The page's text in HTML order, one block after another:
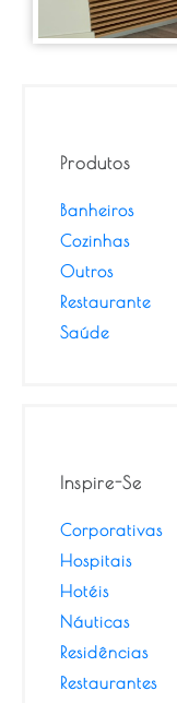
Produtos
Banheiros
Cozinhas
Outros
Restaurante
Saúde
Inspire-Se
Corporativas
Hospitais
Hotéis
Náuticas
Residências
Restaurantes